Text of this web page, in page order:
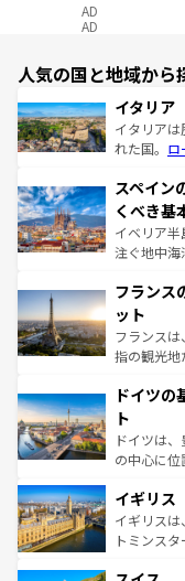
AD
AD
人気の国と地域から
イタリア
イタリア
れた国。 ロ
ろん、ト
景など、自
ピザやパ
できる。朝
なお、新
しい。
スペイン
くべき基
イベリア
注ぐ地中海
文化が根付
れる闘牛、
る。首都
アートに溢
せる。地
ンテンツ一
フランス
ット
フランス
指の観光地
で、幅広
聖堂、美
から魅了
れ、フラ
香り高いラ
らに、パ
も豊かな
ドイツの
ト
ドイツは
の中心に
顔を持つこ
ルリンの
してライ
イギリス
イギリス
トミンス